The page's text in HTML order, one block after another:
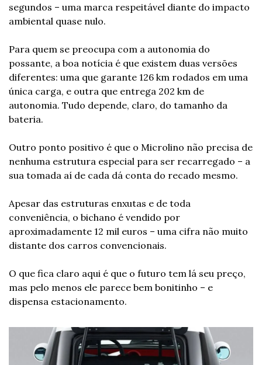
segundos – uma marca respeitável diante do impacto
ambiental quase nulo.
Para quem se preocupa com a autonomia do
possante, a boa notícia é que existem duas versões
diferentes: uma que garante 126 km rodados em uma
única carga, e outra que entrega 202 km de
autonomia. Tudo depende, claro, do tamanho da
bateria.
Outro ponto positivo é que o Microlino não precisa de
nenhuma estrutura especial para ser recarregado – a
sua tomada aí de cada dá conta do recado mesmo.
Apesar das estruturas enxutas e de toda
conveniência, o bichano é vendido por
aproximadamente 12 mil euros – uma cifra não muito
distante dos carros convencionais.
O que fica claro aqui é que o futuro tem lá seu preço,
mas pelo menos ele parece bem bonitinho – e
dispensa estacionamento.